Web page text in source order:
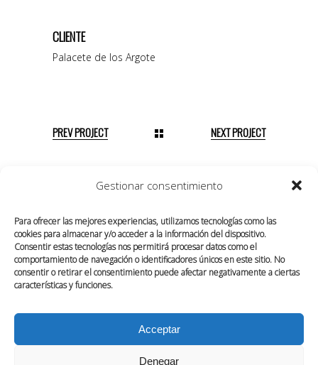
Gestionar consentimiento
Para ofrecer las mejores experiencias, utilizamos tecnologías como las
cookies para almacenar y/o acceder a la información del dispositivo.
Consentir estas tecnologías nos permitirá procesar datos como el
comportamiento de navegación o identificadores únicos en este sitio. No
consentir o retirar el consentimiento puede afectar negativamente a ciertas
características y funciones.
Acceptar
Denegar
CLIENTE
Palacete de los Argote
PREV PROJECT NEXT PROJECT
SOBRE NOSOTROS
CONTACTO